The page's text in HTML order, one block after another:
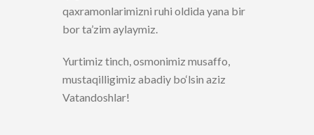
qaxramonlarimizni ruhi oldida yana bir
bor ta’zim aylaymiz.
Yurtimiz tinch, osmonimiz musaffo,
mustaqilligimiz abadiy bo‘lsin aziz
Vatandoshlar!